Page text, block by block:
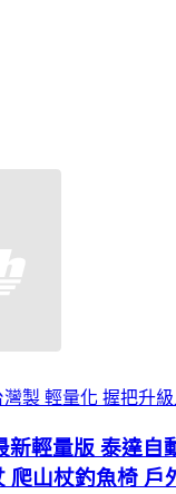
製 輕量化 握把升
新輕量版 泰達自
爬山杖釣魚椅 戶